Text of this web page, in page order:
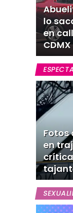
lo
en
CDMX
Fotos
en